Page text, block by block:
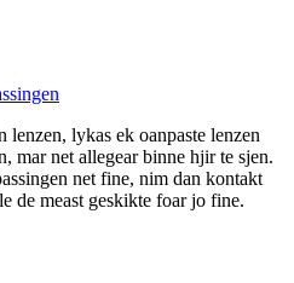
lenzen, lykas ek oanpaste lenzen
mar net allegear binne hjir te sjen.
net fine, nim dan kontakt
de meast geskikte foar jo fine.